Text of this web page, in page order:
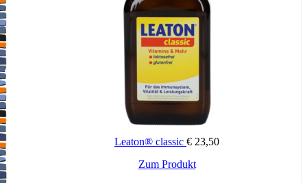
Leaton® classic € 23,50
Zum Produkt